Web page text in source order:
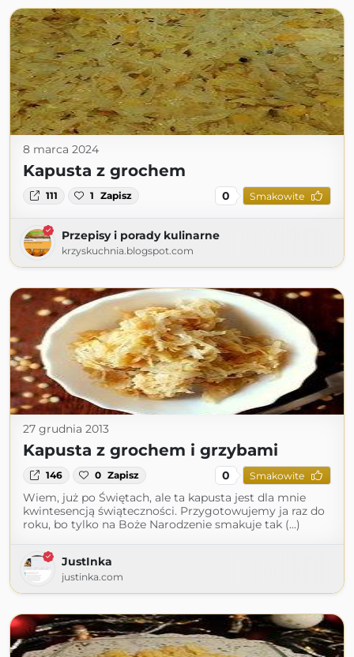
8 marca 2024
Kapusta z grochem
111 1 Zapisz 0 Smakowite
Przepisy i porady kulinarne
krzyskuchnia.blogspot.com
27 grudnia 2013
Kapusta z grochem i grzybami
146 0 Zapisz 0 Smakowite
Wiem, już po Świętach, ale ta kapusta jest dla mnie
kwintesencją świąteczności. Przygotowujemy ja raz do
roku, bo tylko na Boże Narodzenie smakuje tak (...)
JustInka
justinka.com